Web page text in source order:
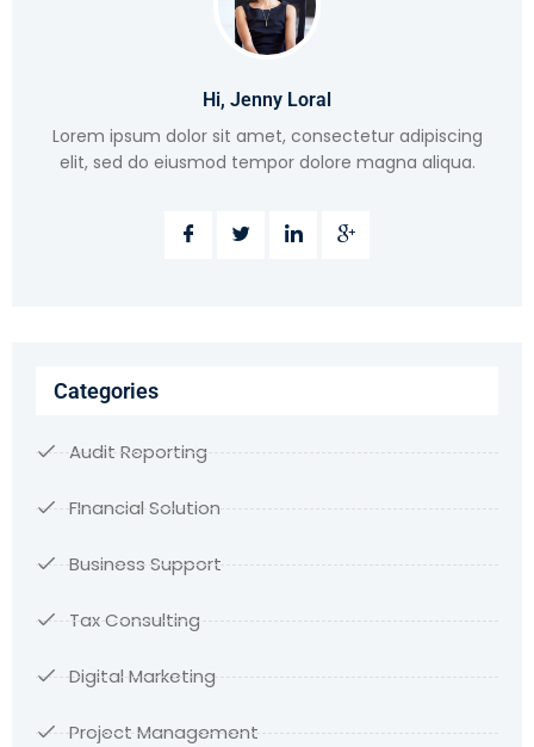
Hi, Jenny Loral
Lorem ipsum dolor sit amet, consectetur adipiscing
elit, sed do eiusmod tempor dolore magna aliqua.
Categories
Audit Reporting
FInancial Solution
Business Support
Tax Consulting
Digital Marketing
Project Management